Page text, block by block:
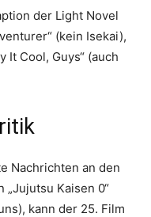
der Light Novel
(kein Isekai),
It Cool, Guys“ (auch
Nachrichten an den
„Jujutsu Kaisen 0“
kann der 25. Film